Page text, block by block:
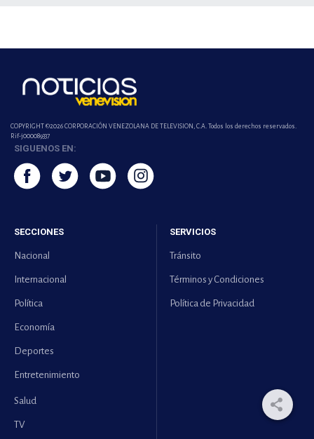
COPYRIGHT ©2026 CORPORACIÓN VENEZOLANA DE TELEVISION, C.A. Todos los derechos reservados.
Rif-j000089337
SIGUENOS EN:
SECCIONES
Nacional
Internacional
Política
Economía
Deportes
Entretenimiento
Salud
TV
SERVICIOS
Tránsito
Términos y Condiciones
Política de Privacidad